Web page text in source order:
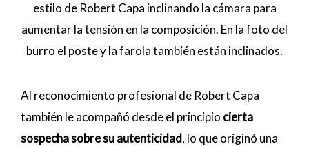
estilo de Robert Capa inclinando la cámara para
aumentar la tensión en la composición. En la foto del
burro el poste y la farola también están inclinados.
Al reconocimiento profesional de Robert Capa
también le acompañó desde el principio cierta
sospecha sobre su autenticidad, lo que originó una